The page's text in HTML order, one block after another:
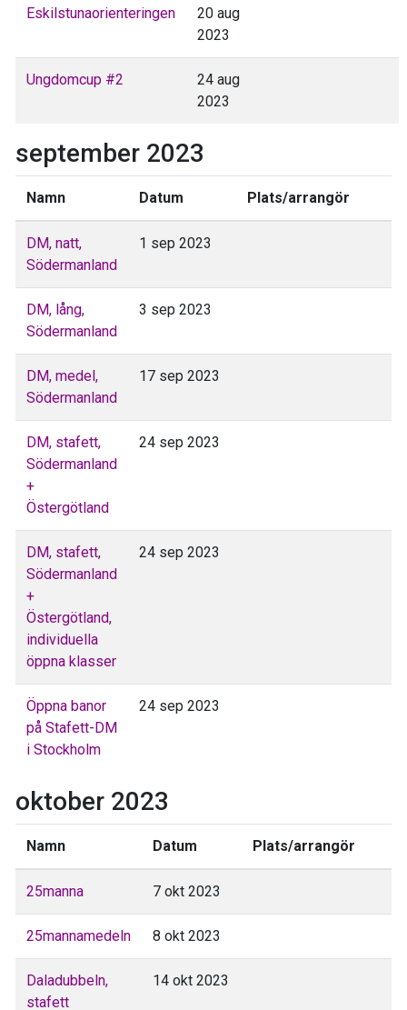
Eskilstunaorienteringen
20 aug
2023
Ungdomcup #2
24 aug
2023
september 2023
Namn Datum Plats/arrangör
DM, natt,
Södermanland
1 sep 2023
DM, lång,
Södermanland
3 sep 2023
DM, medel,
Södermanland
17 sep 2023
DM, stafett,
Södermanland
+
Östergötland
24 sep 2023
DM, stafett,
Södermanland
+
Östergötland,
individuella
öppna klasser
24 sep 2023
Öppna banor
på Stafett-DM
i Stockholm
24 sep 2023
oktober 2023
Namn Datum Plats/arrangör
25manna 7 okt 2023
25mannamedeln 8 okt 2023
Daladubbeln,
stafett
14 okt 2023